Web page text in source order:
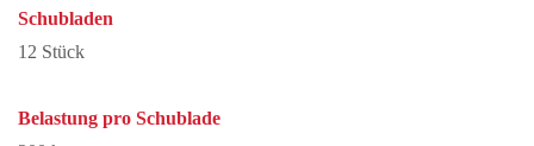
Schubladen
12 Stück
Belastung pro Schublade